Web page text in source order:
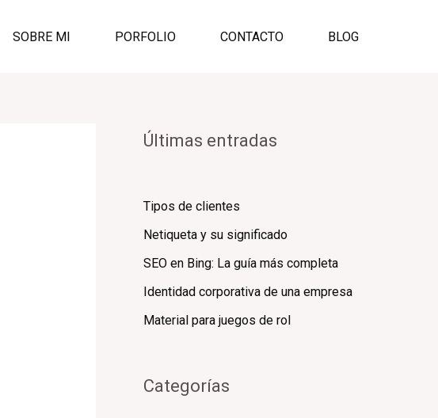
SOBRE MI PORFOLIO CONTACTO BLOG
Últimas entradas
Tipos de clientes
Netiqueta y su significado
SEO en Bing: La guía más completa
Identidad corporativa de una empresa
Material para juegos de rol
Categorías